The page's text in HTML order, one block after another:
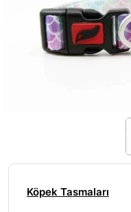
Köpek Tasmaları